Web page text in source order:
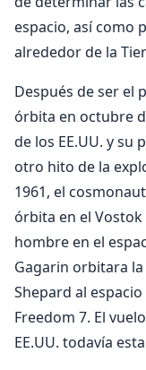
espacio, así como
alrededor de la
Después de ser el
órbita en octubre
de los EE.UU. y
otro hito de la
1961, el
órbita en el
hombre en el
Gagarin orbitara la
Shepard al
Freedom 7. El
EE.UU. todavía